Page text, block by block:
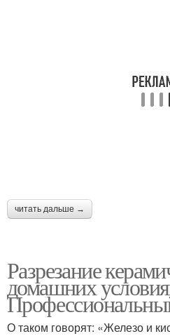
читать дальше →
Разрезание
домашних
О таком говорят: «Железо и